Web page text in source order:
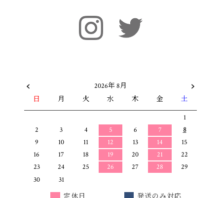
2026年 8月
日
月 火 水 木 金 土
1
2
3 4 5 6 7
8
9
10 11 12 13 14
15
16
17 18 19 20 21
22
23
24 25 26 27 28
29
30
31